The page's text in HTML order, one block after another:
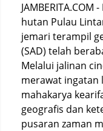
hutan Pulau
jemari terampil
(SAD) telah
Melalui jalinan
merawat ingatan
mahakarya
geografis dan
pusaran zaman